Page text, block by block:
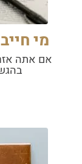
מי
אם אתה